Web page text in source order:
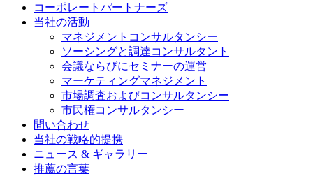
コーポレートパートナーズ
当社の活動
マネジメントコンサルタンシー
ソーシングと調達コンサルタント
会議ならびにセミナーの運営
マーケティングマネジメント
市場調査およびコンサルタンシー
市民権コンサルタンシー
問い合わせ
当社の戦略的提携
ニュース & ギャラリー
推薦の言葉